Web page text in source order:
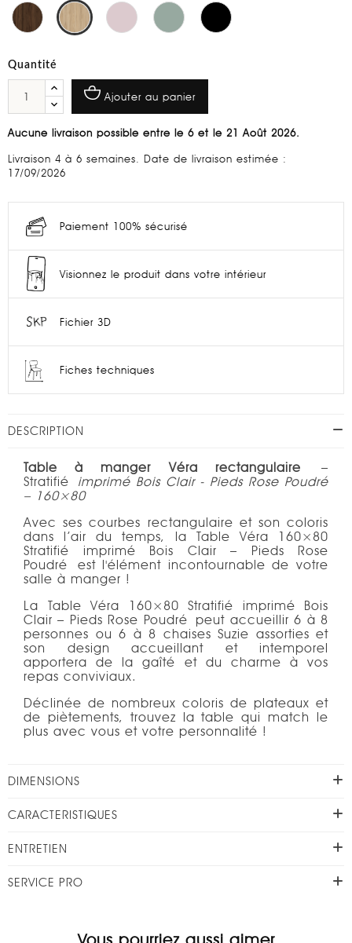
Quantité
Ajouter au panier
Aucune livraison possible entre le 6 et le 21 Août 2026.
Livraison 4 à 6 semaines. Date de livraison estimée :
17/09/2026
Paiement 100% sécurisé
Visionnez le produit dans votre intérieur
Fichier 3D
Fiches techniques
DESCRIPTION
Table à manger Véra rectangulaire –
Stratifié imprimé Bois Clair - Pieds Rose Poudré
– 160×80
Avec ses courbes rectangulaire et son coloris
dans l’air du temps, la Table Véra 160×80
Stratifié imprimé Bois Clair – Pieds Rose
Poudré est l'élément incontournable de votre
salle à manger !
La Table Véra 160×80 Stratifié imprimé Bois
Clair – Pieds Rose Poudré peut accueillir 6 à 8
personnes ou 6 à 8 chaises Suzie assorties et
son design accueillant et intemporel
apportera de la gaîté et du charme à vos
repas conviviaux.
Déclinée de nombreux coloris de plateaux et
de piètements, trouvez la table qui match le
plus avec vous et votre personnalité !
DIMENSIONS
CARACTERISTIQUES
ENTRETIEN
SERVICE PRO